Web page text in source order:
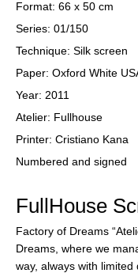
Format: 66 x 50 cm
Series: 01/150
Technique: Silk screen
Paper: Oxford White
Year: 2011
Atelier: Fullhouse
Printer: Cristiano Kana
Numbered and signed
FullHouse
Factory of Dreams
Dreams, where we
way, always with